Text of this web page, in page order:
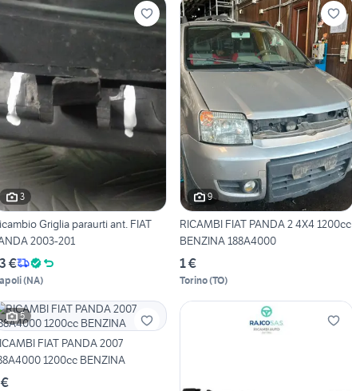
3
Griglia paraurti ant. FIAT
2003-201
€
(NA)
9
RICAMBI FIAT PANDA 2 4X4 1200cc
BENZINA 188A4000
1 €
Torino(TO)
5
FIAT PANDA 2007
1200cc BENZINA